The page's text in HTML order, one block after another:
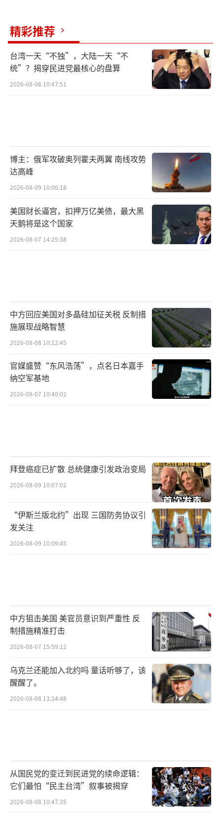
精彩推荐
台湾一天“不独”，大陆一天“不
统”？揭穿民进党最核心的盘算
2026-08-08 10:47:51
博主：俄军攻破奥列霍夫两翼 南线攻势
达高峰
2026-08-09 10:06:18
美国财长逼宫，扣押万亿美债，最大黑
天鹅将是这个国家
2026-08-07 14:25:38
中方回应美国对多晶硅加征关税 反制措
施展现战略智慧
2026-08-08 10:12:45
官媒盛赞“东风浩荡”，点名日本嘉手
纳空军基地
2026-08-07 10:40:02
拜登癌症已扩散 总统健康引发政治变局
2026-08-09 10:07:02
“伊斯兰版北约”出现 三国防务协议引
发关注
2026-08-09 10:09:45
中方狙击美国 美官员意识到严重性 反
制措施精准打击
2026-08-07 15:59:12
乌克兰还能加入北约吗 童话听够了，该
醒醒了。
2026-08-08 13:24:48
从国民党的变迁到民进党的续命逻辑：
它们最怕“民主台湾”叙事被揭穿
2026-08-08 10:47:35